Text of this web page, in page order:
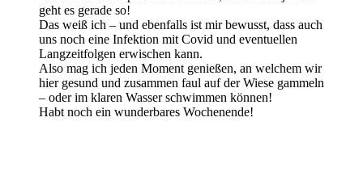
geht es gerade so!
Das weiß ich – und ebenfalls ist mir bewusst, dass auch
uns noch eine Infektion mit Covid und eventuellen
Langzeitfolgen erwischen kann.
Also mag ich jeden Moment genießen, an welchem wir
hier gesund und zusammen faul auf der Wiese gammeln
– oder im klaren Wasser schwimmen können!
Habt noch ein wunderbares Wochenende!